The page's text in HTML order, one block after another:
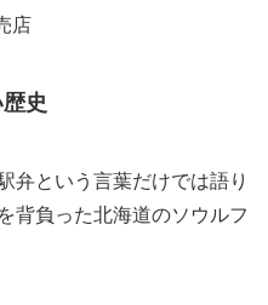
店
史
弁という言葉だけでは語り
背負った北海道のソウルフ